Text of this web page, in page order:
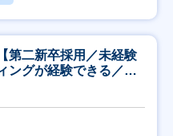
第二新卒採用／未経験
ングが経験できる／研